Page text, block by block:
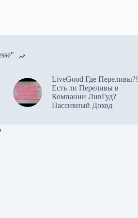
LiveGood Где Переливы?!
Есть ли Переливы в
Компании ЛивГуд?
Пассивный Доход